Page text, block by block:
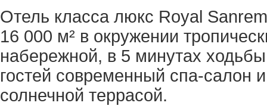
Отель класса люкс Royal
16 000 м² в окружении
набережной, в 5 минутах
гостей современный спа-салон
солнечной террасой.